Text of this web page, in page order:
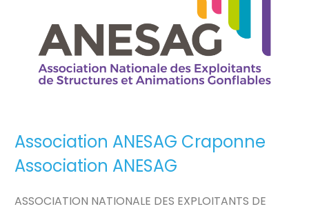
Association ANESAG Craponne
Association ANESAG
ASSOCIATION NATIONALE DES EXPLOITANTS DE